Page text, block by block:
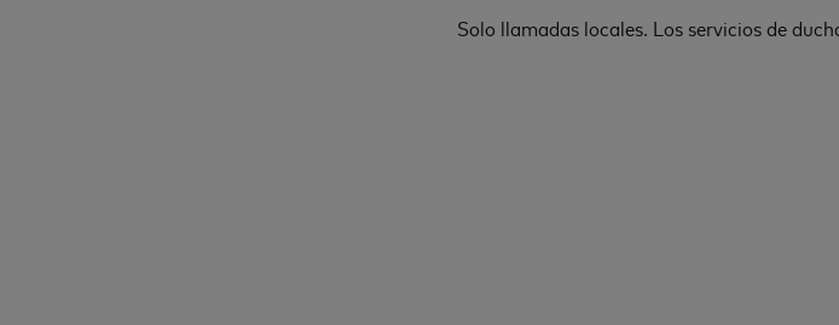
Solo llamadas locales. Los servicios de